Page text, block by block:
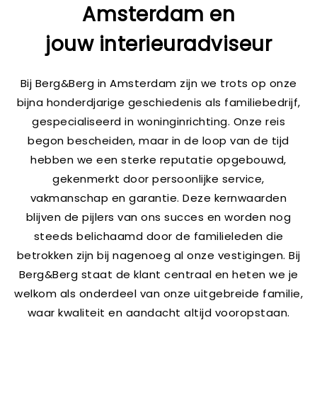
Amsterdam en
jouwinterieuradviseur
Bij Berg&Berg in Amsterdam zijn we trots op onze
bijna honderdjarige geschiedenis als familiebedrijf,
gespecialiseerd in woninginrichting. Onze reis
begon bescheiden, maar in de loop van de tijd
hebben we een sterke reputatie opgebouwd,
gekenmerkt door persoonlijke service,
vakmanschap en garantie. Deze kernwaarden
blijven de pijlers van ons succes en worden nog
steeds belichaamd door de familieleden die
betrokken zijn bij nagenoeg al onze vestigingen. Bij
Berg&Berg staat de klant centraal en heten we je
welkom als onderdeel van onze uitgebreide familie,
waar kwaliteit en aandacht altijd vooropstaan.